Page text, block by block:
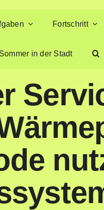
Fortschritt
Sommer in der Stadt